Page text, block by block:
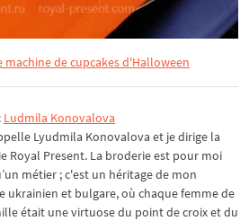
machine de cupcakes d'Halloween
Ludmila Konovalova
Lyudmila Konovalova et je dirige la
Royal Present. La broderie est pour moi
métier ; c'est un héritage de mon
ukrainien et bulgare, où chaque femme de
était une virtuose du point de croix et du